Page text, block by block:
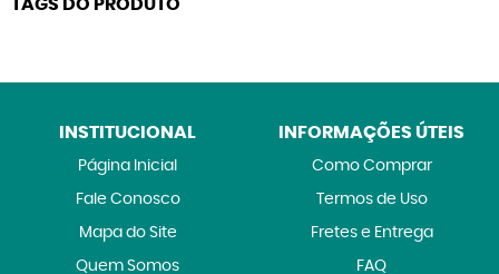
TAGS DO PRODUTO
INSTITUCIONAL
Página Inicial
Fale Conosco
Mapa do Site
Quem Somos
INFORMAÇÕES ÚTEIS
Como Comprar
Termos de Uso
Fretes e Entrega
FAQ